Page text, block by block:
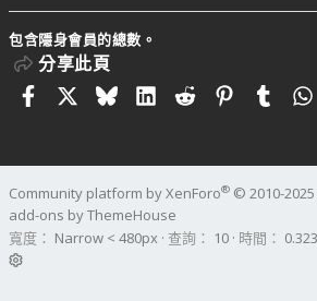
包含隱身會員的總數。
分享此頁
FacebookBlueskyLinkedIn
RedditPinterest
Community platform by XenForo® © 2010-
add-ons by ThemeHouse
寬度
查詢 10 時間